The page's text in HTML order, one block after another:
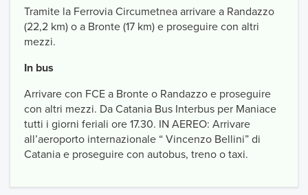
Tramite la Ferrovia Circumetnea arrivare a Randazzo
(22,2 km) o a Bronte (17 km) e proseguire con altri
mezzi.
In bus
Arrivare con FCE a Bronte o Randazzo e proseguire
con altri mezzi. Da Catania Bus Interbus per Maniace
tutti i giorni feriali ore 17.30. IN AEREO: Arrivare
all’aeroporto internazionale “ Vincenzo Bellini” di
Catania e proseguire con autobus, treno o taxi.